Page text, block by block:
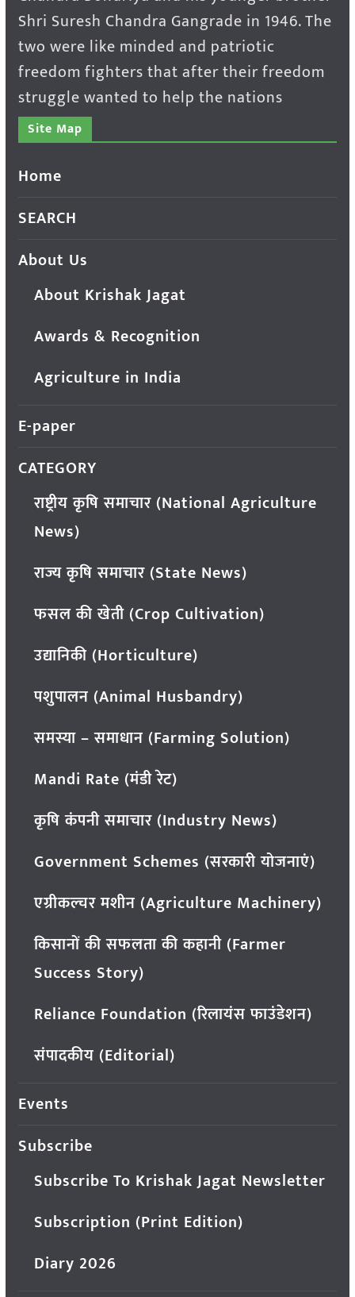
Shri Suresh Chandra Gangrade in 1946. The
two were like minded and patriotic
freedom fighters that after their freedom
struggle wanted to help the nations
Site Map
Home
SEARCH
About Us
About Krishak Jagat
Awards & Recognition
Agriculture in India
E-paper
CATEGORY
राष्ट्रीय कृषि समाचार (National Agriculture
News)
राज्य कृषि समाचार (State News)
फसल की खेती (Crop Cultivation)
उद्यानिकी (Horticulture)
पशुपालन (Animal Husbandry)
समस्या – समाधान (Farming Solution)
Mandi Rate (मंडी रेट)
कृषि कंपनी समाचार (Industry News)
Government Schemes (सरकारी योजनाएं)
एग्रीकल्चर मशीन (Agriculture Machinery)
किसानों की सफलता की कहानी (Farmer
Success Story)
Reliance Foundation (रिलायंस फाउंडेशन)
संपादकीय (Editorial)
Events
Subscribe
Subscribe To Krishak Jagat Newsletter
Subscription (Print Edition)
Diary 2026